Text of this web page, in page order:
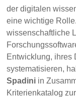
der digitalen
eine wichtige
wissenschaftliche
Entwicklung, ihres
systematisieren,
Spadini in
Kriterienkatalog